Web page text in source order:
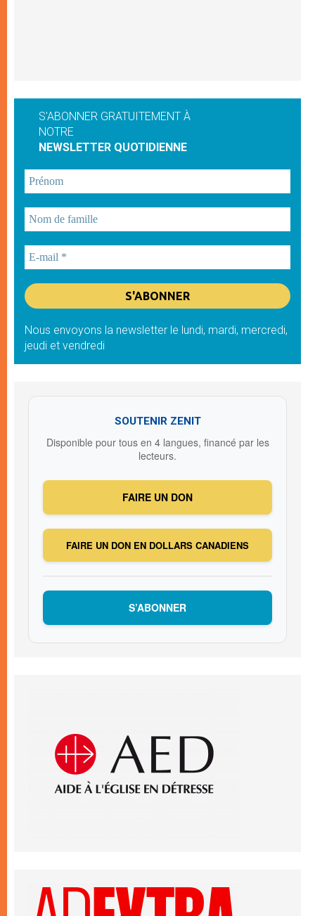
S'ABONNER GRATUITEMENT À
NOTRE
NEWSLETTER QUOTIDIENNE
Nous envoyons la newsletter le lundi, mardi, mercredi,
jeudi et vendredi
SOUTENIR ZENIT
Disponible pour tous en 4 langues, financé par les
lecteurs.
FAIRE UN DON
FAIRE UN DON EN DOLLARS CANADIENS
S’ABONNER